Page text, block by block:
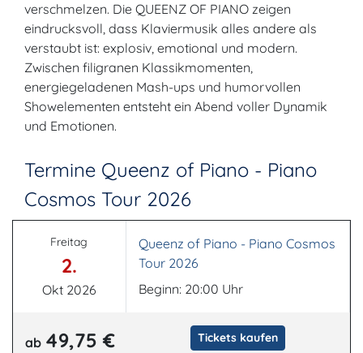
verschmelzen. Die QUEENZ OF PIANO zeigen
eindrucksvoll, dass Klaviermusik alles andere als
verstaubt ist: explosiv, emotional und modern.
Zwischen filigranen Klassikmomenten,
energiegeladenen Mash-ups und humorvollen
Showelementen entsteht ein Abend voller Dynamik
und Emotionen.
Termine Queenz of Piano - Piano
Cosmos Tour 2026
Freitag
2.
Okt 2026
Queenz of Piano - Piano Cosmos
Tour 2026
Beginn: 20:00 Uhr
ab 49,75 € Tickets kaufen